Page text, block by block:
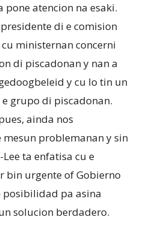
atencion na esaki.
di e comision
ministernan concerni
di piscadonan y nan a
y cu lo tin un
grupo di piscadonan.
ainda nos
mesun problemanan y sin
ta enfatisa cu e
bin urgente of Gobierno
posibilidad pa asina
solucion berdadero.